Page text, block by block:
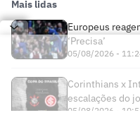
Mais lidas
Europeus
‘Precisa’
05/08/2026 -
Corinthians x
escalações do
05/08/2026 -